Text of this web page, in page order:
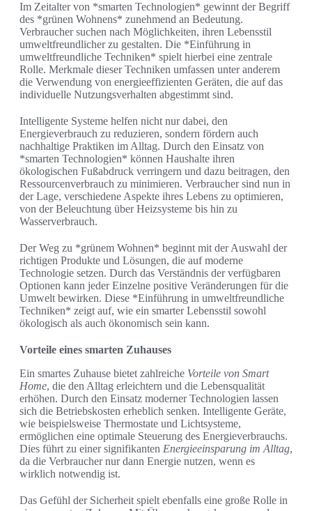
Im Zeitalter von *smarten Technologien* gewinnt der Begriff
des *grünen Wohnens* zunehmend an Bedeutung.
Verbraucher suchen nach Möglichkeiten, ihren Lebensstil
umweltfreundlicher zu gestalten. Die *Einführung in
umweltfreundliche Techniken* spielt hierbei eine zentrale
Rolle. Merkmale dieser Techniken umfassen unter anderem
die Verwendung von energieeffizienten Geräten, die auf das
individuelle Nutzungsverhalten abgestimmt sind.
Intelligente Systeme helfen nicht nur dabei, den
Energieverbrauch zu reduzieren, sondern fördern auch
nachhaltige Praktiken im Alltag. Durch den Einsatz von
*smarten Technologien* können Haushalte ihren
ökologischen Fußabdruck verringern und dazu beitragen, den
Ressourcenverbrauch zu minimieren. Verbraucher sind nun in
der Lage, verschiedene Aspekte ihres Lebens zu optimieren,
von der Beleuchtung über Heizsysteme bis hin zu
Wasserverbrauch.
Der Weg zu *grünem Wohnen* beginnt mit der Auswahl der
richtigen Produkte und Lösungen, die auf moderne
Technologie setzen. Durch das Verständnis der verfügbaren
Optionen kann jeder Einzelne positive Veränderungen für die
Umwelt bewirken. Diese *Einführung in umweltfreundliche
Techniken* zeigt auf, wie ein smarter Lebensstil sowohl
ökologisch als auch ökonomisch sein kann.
Vorteile eines smarten Zuhauses
Ein smartes Zuhause bietet zahlreiche Vorteile von Smart
Home, die den Alltag erleichtern und die Lebensqualität
erhöhen. Durch den Einsatz moderner Technologien lassen
sich die Betriebskosten erheblich senken. Intelligente Geräte,
wie beispielsweise Thermostate und Lichtsysteme,
ermöglichen eine optimale Steuerung des Energieverbrauchs.
Dies führt zu einer signifikanten Energieeinsparung im Alltag,
da die Verbraucher nur dann Energie nutzen, wenn es
wirklich notwendig ist.
Das Gefühl der Sicherheit spielt ebenfalls eine große Rolle in